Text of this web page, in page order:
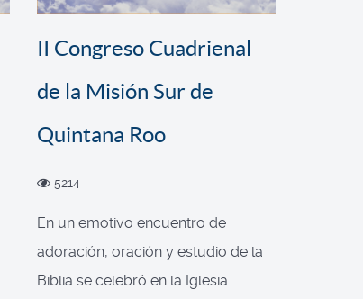
II Congreso Cuadrienal
de la Misión Sur de
Quintana Roo
5214
En un emotivo encuentro de
adoración, oración y estudio de la
Biblia se celebró en la Iglesia...